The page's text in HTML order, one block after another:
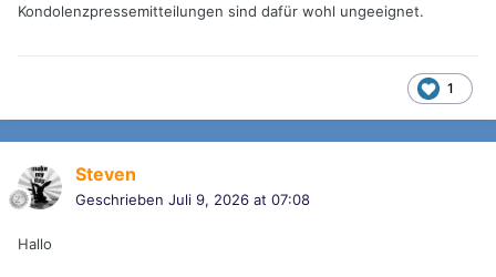
Kondolenzpressemitteilungen sind dafür wohl ungeeignet.
1
Steven
Geschrieben Juli 9, 2026 at 07:08
Hallo